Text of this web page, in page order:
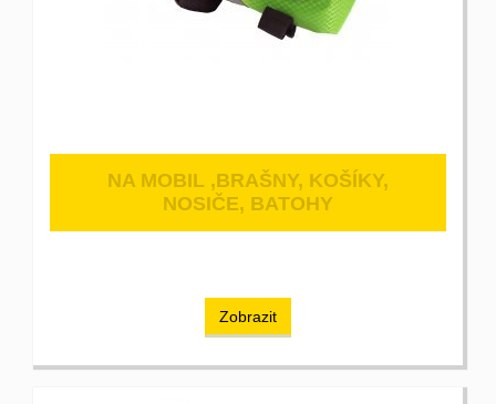
NA MOBIL ,BRAŠNY, KOŠÍKY,
NOSIČE, BATOHY
Zobrazit